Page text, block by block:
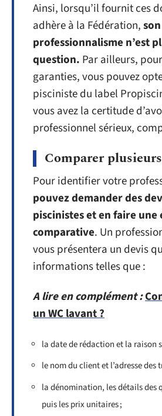
Ainsi, lorsqu’il fournit ces
adhère à la Fédération,son
professionnalisme n’est
question. Par ailleurs,
garanties, vous pouvez
pisciniste du label
vous avez la certitude
professionnel sérieux,
Comparer
Pour identifier votre
pouvez demander des
piscinistes et en faire une
comparative. Un
vous présentera un devis
informations telles que :
A lire en complément :
un WC lavant ?
la date de rédaction et la raison
le nom du client et l’adresse des
la dénomination, les détails des
puis les prix unitaires ;